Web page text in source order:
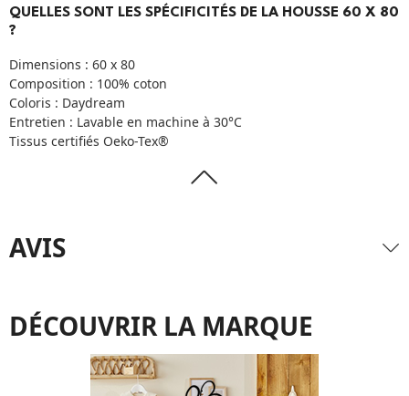
QUELLES SONT LES SPÉCIFICITÉS DE LA HOUSSE 60 X 80
?
Dimensions : 60 x 80
Composition : 100% coton
Coloris : Daydream
Entretien : Lavable en machine à 30°C
Tissus certifiés Oeko-Tex®
AVIS
DÉCOUVRIR LA MARQUE